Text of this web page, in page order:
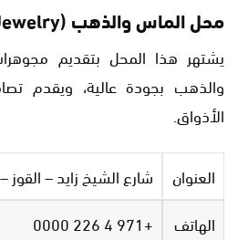
محل الماس والذهب (Diamond & Gold Jewelry)
يشتهر هذا المحل بتقديم
والذهب بجودة عالية، ويقدم
الأذواق.
العنوان
شارع الشيخ زايد – القوز
الهاتف
+971 4 226 0000